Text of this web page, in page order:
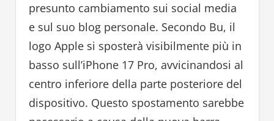
presunto cambiamento sui social media
e sul suo blog personale. Secondo Bu, il
logo Apple si sposterà visibilmente più in
basso sull’iPhone 17 Pro, avvicinandosi al
centro inferiore della parte posteriore del
dispositivo. Questo spostamento sarebbe